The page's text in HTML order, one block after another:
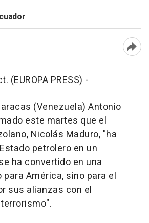
(EUROPA PRESS) -
(Venezuela) Antonio
este martes que el
Nicolás Maduro, "ha
petrolero en un
ha convertido en una
América, sino para el
sus alianzas con el